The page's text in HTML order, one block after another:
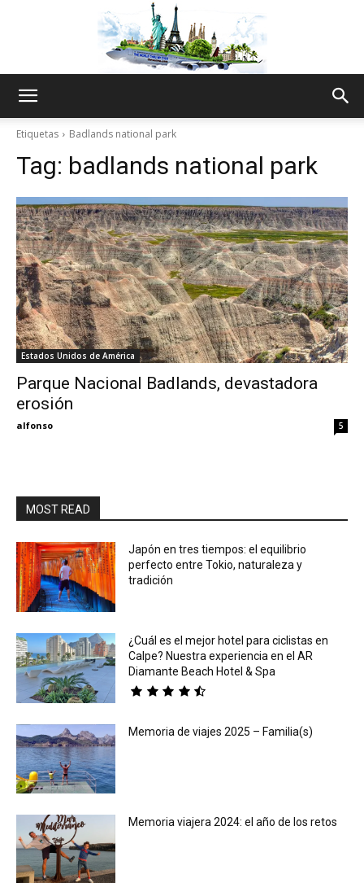
Thru
My
Etiquetas Badlands national park
Tag: badlands national park
Estados Unidos de América
Parque Nacional Badlands, devastadora
erosión
alfonso 5
MOST READ
Japón en tres tiempos: el equilibrio
perfecto entre Tokio, naturaleza y
tradición
¿Cuál es el mejor hotel para ciclistas en
Calpe? Nuestra experiencia en el AR
Diamante Beach Hotel & Spa
Memoria de viajes 2025 – Familia(s)
Memoria viajera 2024: el año de los retos